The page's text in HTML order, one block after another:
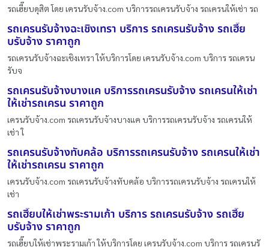
รถเฮี๊ยบดุสิต โดย เครนรับจ้าง.com บริการรถเครนรับจ้าง รถเครนให้เช่า รถ
รถเครนรับจ้างฉะเชิงเทรา บริการ รถเครนรับจ้าง รถเฮี๊ย
บรับจ้าง ราคาถูก
รถเครนรับจ้างฉะเชิงเทรา ให้บริการโดย เครนรับจ้าง.com บริการ รถเครน
รับจ
รถเครนรับจ้างบางแค บริการรถเครนรับจ้าง รถเครนให้เช่า
ให้เช่ารถเครน ราคาถูก
เครนรับจ้าง.com รถเครนรับจ้างบางแค บริการรถเครนรับจ้าง รถเครนให้
เช่า ใ
รถเครนรับจ้างทับคล้อ บริการรถเครนรับจ้าง รถเครนให้เช่า
ให้เช่ารถเครน ราคาถูก
เครนรับจ้าง.com รถเครนรับจ้างทับคล้อ บริการรถเครนรับจ้าง รถเครนให้
เช่า
รถเฮี๊ยบให้เช่าพระรามเก้า บริการ รถเครนรับจ้าง รถเฮี๊ย
บรับจ้าง ราคาถูก
รถเฮี๊ยบให้เช่าพระรามเก้า ให้บริการโดย เครนรับจ้าง.com บริการ รถเครนรั